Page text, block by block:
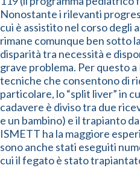
Nonostante i rilevanti
cui è assistito nel corso degli
rimane comunque ben sotto
disparità tra necessità e
grave problema. Per questo
tecniche che consentono di
particolare, lo “split liver” in
cadavere è diviso tra due
e un bambino) e il trapianto
ISMETT ha la maggiore
sono anche stati eseguiti
cui il fegato è stato